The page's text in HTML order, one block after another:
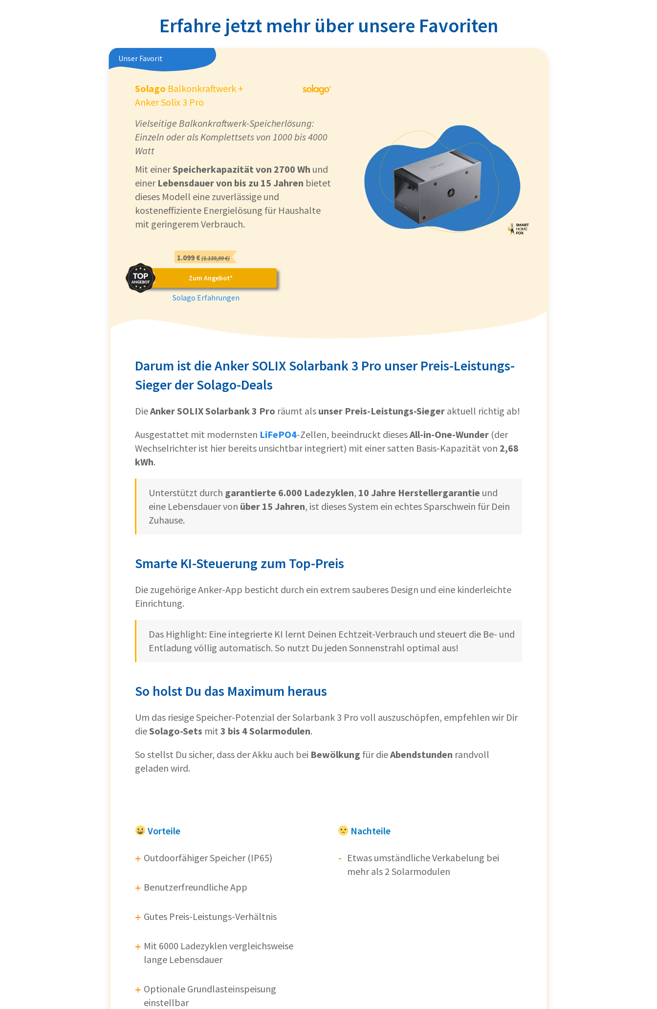
Erfahre jetzt mehr über unsere Favoriten
Unser Favorit
Solago Balkonkraftwerk +
Anker Solix 3 Pro
Vielseitige Balkonkraftwerk-Speicherlösung:
Einzeln oder als Komplettsets von 1000 bis 4000
Watt
Mit einerSpeicherkapazität von 2700 Wh und
einer Lebensdauer von bis zu 15 Jahren bietet
dieses Modell eine zuverlässige und
kosteneffiziente Energielösung für Haushalte
mit geringerem Verbrauch.
1.099 € (1.139,99 €)
Zum Angebot*
Solago Erfahrungen
Darum ist die Anker SOLIX Solarbank 3 Pro unser Preis-Leistungs-
Sieger der Solago-Deals
DieAnker SOLIX Solarbank 3 Pro räumt als unser Preis-Leistungs-Sieger aktuell richtig ab!
Ausgestattet mit modernsten LiFePO4-Zellen, beeindruckt diesesAll-in-One-Wunder (der
Wechselrichter ist hier bereits unsichtbar integriert) mit einer satten Basis-Kapazität von 2,68
kWh.
Unterstützt durch garantierte 6.000 Ladezyklen, 10 Jahre Herstellergarantie und
eine Lebensdauer von über 15 Jahren, ist dieses System ein echtes Sparschwein für Dein
Zuhause.
Smarte KI-Steuerung zum Top-Preis
Die zugehörige Anker-App besticht durch ein extrem sauberes Design und eine kinderleichte
Einrichtung.
Das Highlight: Eine integrierte KI lernt Deinen Echtzeit-Verbrauch und steuert die Be- und
Entladung völlig automatisch. So nutzt Du jeden Sonnenstrahl optimal aus!
So holst Du das Maximum heraus
Um das riesige Speicher-Potenzial der Solarbank 3 Pro voll auszuschöpfen, empfehlen wir Dir
dieSolago-Sets mit 3 bis 4 Solarmodulen.
So stellst Du sicher, dass der Akku auch bei Bewölkung für dieAbendstunden randvoll
geladen wird.
Vorteile
Outdoorfähiger Speicher (IP65)
Benutzerfreundliche App
Gutes Preis-Leistungs-Verhältnis
Mit 6000 Ladezyklen vergleichsweise
lange Lebensdauer
Optionale Grundlasteinspeisung
einstellbar
Nachteile
Etwas umständliche Verkabelung bei
mehr als 2 Solarmodulen